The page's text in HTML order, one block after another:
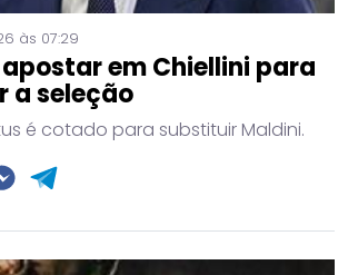
às 07:29
em Chiellini para
a seleção
é cotado para substituir Maldini.